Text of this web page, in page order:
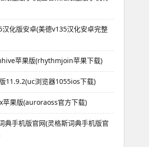
汉化版安卓(美德v135汉化安卓完整
苹果版(rhythmjoin苹果下载)
11.9.2(uc浏览器1055ios下载)
果版(auroraoss官方下载)
典手机版官网(灵格斯词典手机版官